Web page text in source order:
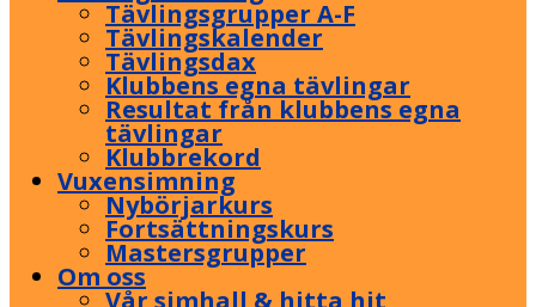
Tävlingsgrupper A-F
Tävlingskalender
Tävlingsdax
Klubbens egna tävlingar
Resultat från klubbens egna
tävlingar
Klubbrekord
Vuxensimning
Nybörjarkurs
Fortsättningskurs
Mastersgrupper
Om oss